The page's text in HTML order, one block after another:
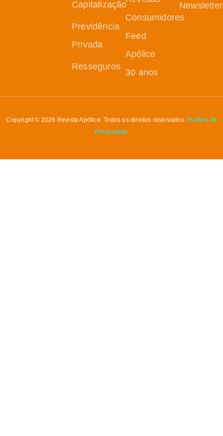
Capitalização
Previdência
Privada
Resseguros
Consumidores
Feed
Apólice
30 anos
Newsletter
Copyright © 2026 Revista Apólice. Todos os direitos reservados. Política de
Privacidade